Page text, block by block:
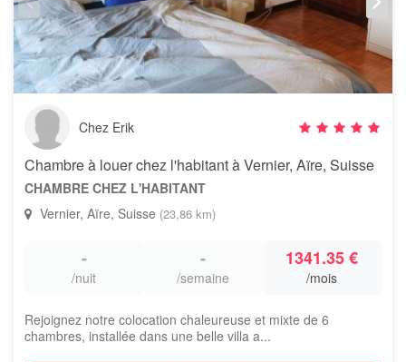
Chez Erik
Chambre à louer chez l'habitant à Vernier, Aïre, Suisse
CHAMBRE CHEZ L'HABITANT
Vernier, Aïre, Suisse (23,86 km)
-
/nuit
-
/semaine
1341.35 €
/mois
Rejoignez notre colocation chaleureuse et mixte de 6
chambres, installée dans une belle villa a...